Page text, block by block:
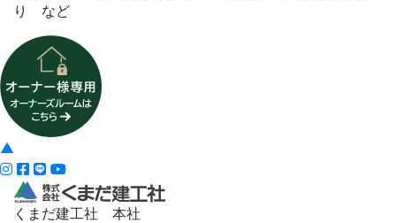
り など
▲
くまだ建工社 本社